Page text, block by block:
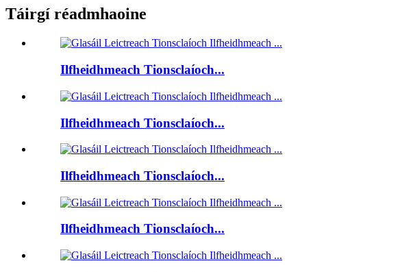
Táirgí réadmhaoine
Ilfheidhmeach Tionsclaíoch...
Ilfheidhmeach Tionsclaíoch...
Ilfheidhmeach Tionsclaíoch...
Ilfheidhmeach Tionsclaíoch...